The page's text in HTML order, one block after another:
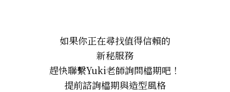
如果你正在尋找值得信賴的
新秘服務
趕快聯繫Yuki老師詢問檔期吧！
提前諮詢檔期與造型風格